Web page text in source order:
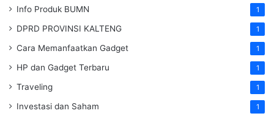
Info Produk BUMN 1
DPRD PROVINSI KALTENG 1
Cara Memanfaatkan Gadget 1
HP dan Gadget Terbaru 1
Traveling 1
Investasi dan Saham 1